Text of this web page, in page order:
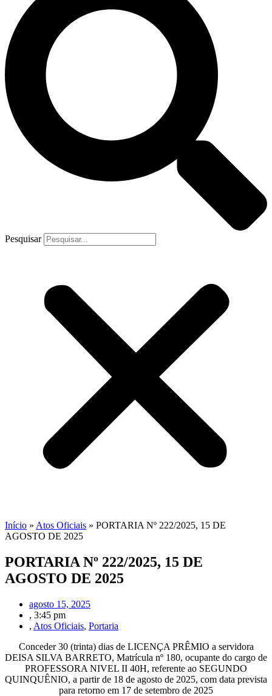
Pesquisar
Início » Atos Oficiais » PORTARIA Nº 222/2025, 15 DE
AGOSTO DE 2025
PORTARIA Nº 222/2025, 15 DE
AGOSTO DE 2025
agosto 15, 2025
, 3:45 pm
, Atos Oficiais, Portaria
Conceder 30 (trinta) dias de LICENÇA PRÊMIO a servidora
DEISA SILVA BARRETO, Matrícula nº 180, ocupante do cargo de
PROFESSORA NIVEL II 40H, referente ao SEGUNDO
QUINQUÊNIO, a partir de 18 de agosto de 2025, com data prevista
para retorno em 17 de setembro de 2025